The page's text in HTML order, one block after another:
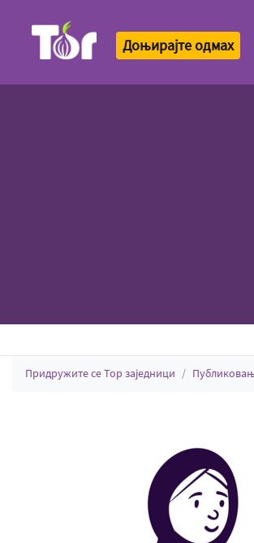
Доњирајте одмах
Придружите се Тор заједници